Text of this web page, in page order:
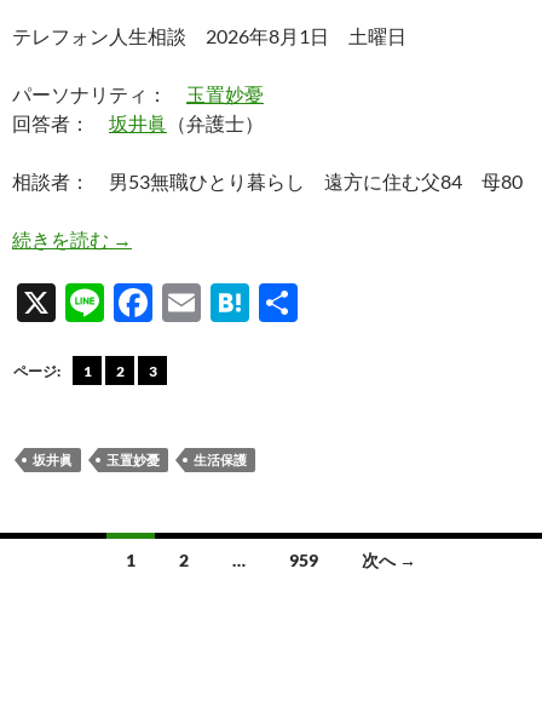
テレフォン人生相談 2026年8月1日 土曜日
パーソナリティ： 玉置妙憂
回答者： 坂井眞 （弁護士）
相談者： 男53無職ひとり暮らし 遠方に住む父84 母80
続きを読む 生保歴10年の男が心配する父亡き後の母の生活
→
X
Li
e
F
e
o
k
E
H
a
ページ: 1 2 3
坂井眞 玉置妙憂 生活保護
1 2 … 959 次へ →